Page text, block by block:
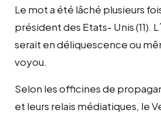
Le mot a été lâché plusieurs
président des Etats- Unis (11).
serait en déliquescence ou
voyou.
Selon les officines de
et leurs relais médiatiques, le